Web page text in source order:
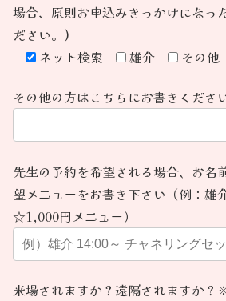
場合、原則お申込みきっかけになっ
ださい。)
ネット検索
雄介 その他
その他の方はこちらにお書きください
先生の予約を希望される場合、お名
望メニューをお書き下さい（例：雄
☆1,000円メニュー）
来場されますか？遠隔されますか